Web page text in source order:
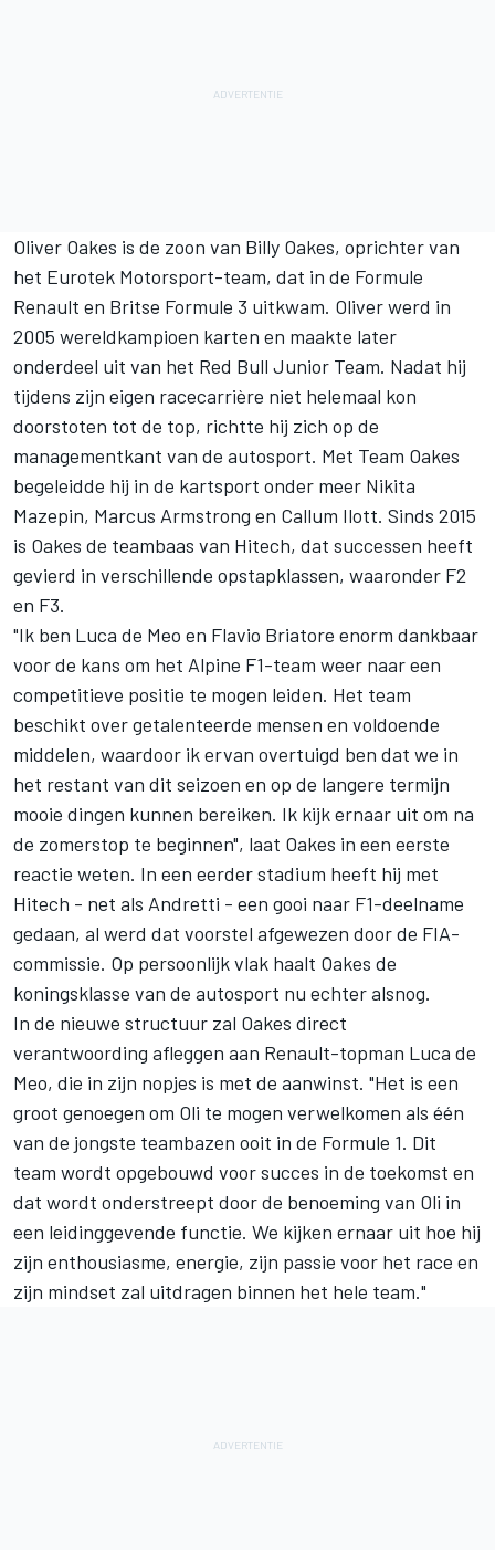
Oliver Oakes is de zoon van Billy Oakes, oprichter van
het Eurotek Motorsport-team, dat in de Formule
Renault en Britse Formule 3 uitkwam. Oliver werd in
2005 wereldkampioen karten en maakte later
onderdeel uit van het Red Bull Junior Team. Nadat hij
tijdens zijn eigen racecarrière niet helemaal kon
doorstoten tot de top, richtte hij zich op de
managementkant van de autosport. Met Team Oakes
begeleidde hij in de kartsport onder meer Nikita
Mazepin, Marcus Armstrong en Callum Ilott. Sinds 2015
is Oakes de teambaas van Hitech, dat successen heeft
gevierd in verschillende opstapklassen, waaronder F2
en F3.
"Ik ben Luca de Meo en Flavio Briatore enorm dankbaar
voor de kans om het Alpine F1-team weer naar een
competitieve positie te mogen leiden. Het team
beschikt over getalenteerde mensen en voldoende
middelen, waardoor ik ervan overtuigd ben dat we in
het restant van dit seizoen en op de langere termijn
mooie dingen kunnen bereiken. Ik kijk ernaar uit om na
de zomerstop te beginnen", laat Oakes in een eerste
reactie weten. In een eerder stadium heeft hij met
Hitech - net als Andretti - een gooi naar F1-deelname
gedaan, al werd dat voorstel afgewezen door de FIA-
commissie. Op persoonlijk vlak haalt Oakes de
koningsklasse van de autosport nu echter alsnog.
In de nieuwe structuur zal Oakes direct
verantwoording afleggen aan Renault-topman Luca de
Meo, die in zijn nopjes is met de aanwinst. "Het is een
groot genoegen om Oli te mogen verwelkomen als één
van de jongste teambazen ooit in de Formule 1. Dit
team wordt opgebouwd voor succes in de toekomst en
dat wordt onderstreept door de benoeming van Oli in
een leidinggevende functie. We kijken ernaar uit hoe hij
zijn enthousiasme, energie, zijn passie voor het race en
zijn mindset zal uitdragen binnen het hele team."